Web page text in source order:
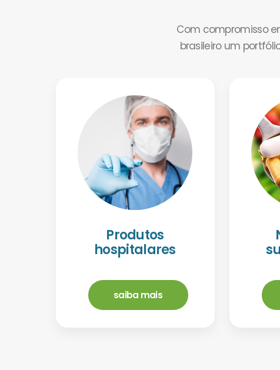
Com compromisso
brasileiro um
Produtos
hospitalares
saiba mais